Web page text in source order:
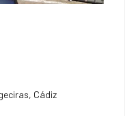
Cádiz